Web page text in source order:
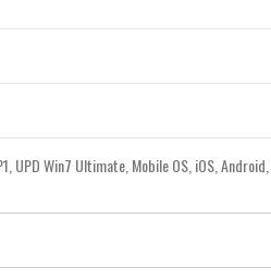
UPD Win7 Ultimate, Mobile OS, iOS,